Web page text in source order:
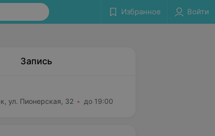
Избранное Войти
Запись
ул. Пионерская, 32 до 19:00